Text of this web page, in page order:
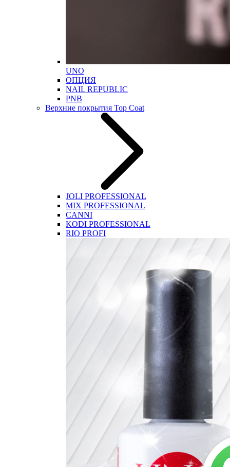
UNO
ОПЦИЯ
NAIL REPUBLIC
PNB
Верхние покрытия Top Coat
JOLI PROFESSIONAL
MIX PROFESSIONAL
CANNI
KODI PROFESSIONAL
RIO PROFI